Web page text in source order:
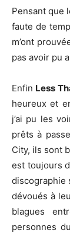
Pensant que
faute de
m’ont
pas avoir pu
Enfin Less
heureux et
j’ai pu les
prêts à
City, ils sont
est toujours
discographie
dévoués à
blagues
personnes